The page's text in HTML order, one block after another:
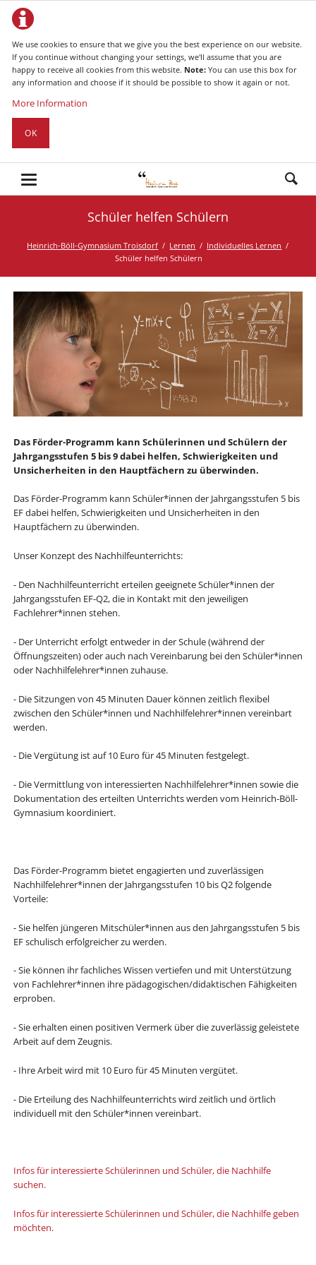
We use cookies to ensure that we give you the best experience on our website.
If you continue without changing your settings, we'll assume that you are
happy to receive all cookies from this website. Note:You can use this box for
any information and choose if it should be possible to show it again or not.
More Information
OK
Schüler helfen Schülern
Heinrich-Böll-Gymnasium Troisdorf Lernen
Individuelles Lernen
Schüler helfen Schülern
Das Förder-Programm kann Schülerinnen und Schülern der
Jahrgangsstufen 5 bis 9 dabei helfen, Schwierigkeiten und
Unsicherheiten in den Hauptfächern zu überwinden.
Das Förder-Programm kann Schüler*innen der Jahrgangsstufen 5 bis
EF dabei helfen, Schwierigkeiten und Unsicherheiten in den
Hauptfächern zu überwinden.
Unser Konzept des Nachhilfeunterrichts:
- Den Nachhilfeunterricht erteilen geeignete Schüler*innen der
Jahrgangsstufen EF-Q2, die in Kontakt mit den jeweiligen
Fachlehrer*innen stehen.
- Der Unterricht erfolgt entweder in der Schule (während der
Öffnungszeiten) oder auch nach Vereinbarung bei den Schüler*innen
oder Nachhilfelehrer*innen zuhause.
- Die Sitzungen von 45 Minuten Dauer können zeitlich flexibel
zwischen den Schüler*innen und Nachhilfelehrer*innen vereinbart
werden.
- Die Vergütung ist auf 10 Euro für 45 Minuten festgelegt.
- Die Vermittlung von interessierten Nachhilfelehrer*innen sowie die
Dokumentation des erteilten Unterrichts werden vom Heinrich-Böll-
Gymnasium koordiniert.
Das Förder-Programm bietet engagierten und zuverlässigen
Nachhilfelehrer*innen der Jahrgangsstufen 10 bis Q2 folgende
Vorteile:
- Sie helfen jüngeren Mitschüler*innen aus den Jahrgangsstufen 5 bis
EF schulisch erfolgreicher zu werden.
- Sie können ihr fachliches Wissen vertiefen und mit Unterstützung
von Fachlehrer*innen ihre pädagogischen/didaktischen Fähigkeiten
erproben.
- Sie erhalten einen positiven Vermerk über die zuverlässig geleistete
Arbeit auf dem Zeugnis.
- Ihre Arbeit wird mit 10 Euro für 45 Minuten vergütet.
- Die Erteilung des Nachhilfeunterrichts wird zeitlich und örtlich
individuell mit den Schüler*innen vereinbart.
Infos für interessierte Schülerinnen und Schüler, die Nachhilfe
suchen.
Infos für interessierte Schülerinnen und Schüler, die Nachhilfe geben
möchten.